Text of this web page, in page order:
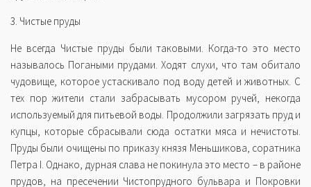
3. Чистые пруды
Не всегда Чистые пруды были таковыми. Когда-то это место
называлось Погаными прудами. Ходят слухи, что там обитало
чудовище, которое устаскивало под воду детей и животных. С
тех пор жители стали забрасывать мусором ручей, некогда
используемый для питьевой воды. Продолжили загрязать пруд и
купцы, которые сбрасывали сюда остатки мяса и нечистоты.
Пруды были очищены по приказу князя Меньшикова, соратника
Петра I. Однако, дурная слава не покинула это место – в районе
прудов, на пресечении Чистопрудного бульвара и Покровки